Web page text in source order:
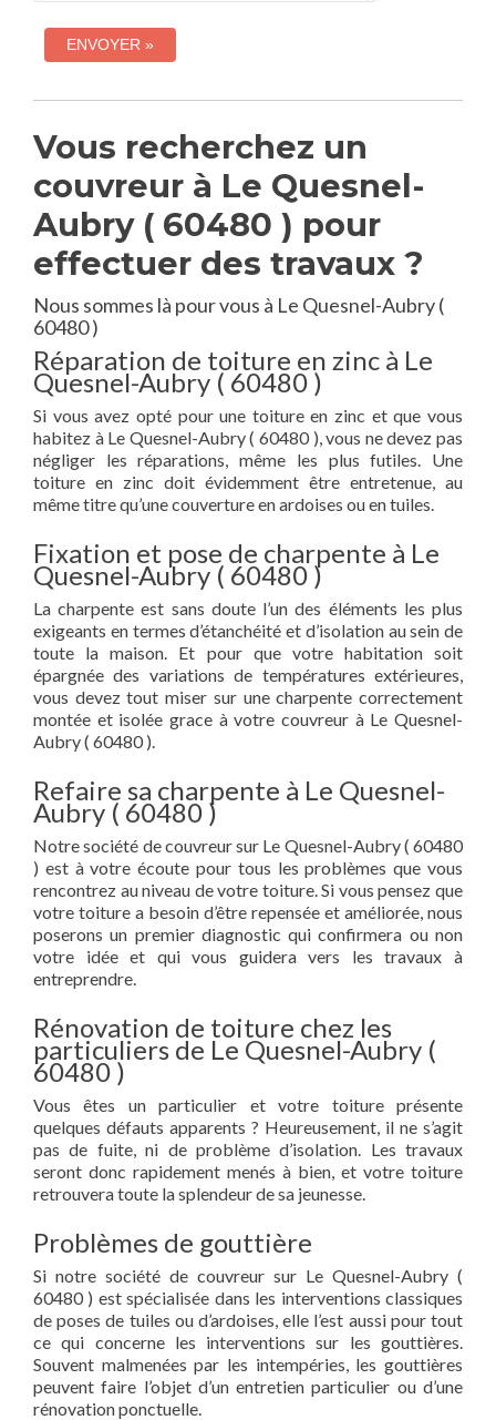
Vous recherchez un
couvreur à Le Quesnel-
Aubry ( 60480 ) pour
effectuer des travaux ?
Nous sommes là pour vous à Le Quesnel-Aubry (
60480 )
Réparation de toiture en zinc à Le
Quesnel-Aubry ( 60480 )
Si vous avez opté pour une toiture en zinc et que vous
habitez à Le Quesnel-Aubry ( 60480 ), vous ne devez pas
négliger les réparations, même les plus futiles. Une
toiture en zinc doit évidemment être entretenue, au
même titre qu’une couverture en ardoises ou en tuiles.
Fixation et pose de charpente à Le
Quesnel-Aubry ( 60480 )
La charpente est sans doute l’un des éléments les plus
exigeants en termes d’étanchéité et d’isolation au sein de
toute la maison. Et pour que votre habitation soit
épargnée des variations de températures extérieures,
vous devez tout miser sur une charpente correctement
montée et isolée grace à votre couvreur à Le Quesnel-
Aubry ( 60480 ).
Refaire sa charpente à Le Quesnel-
Aubry ( 60480 )
Notre société de couvreur sur Le Quesnel-Aubry ( 60480
) est à votre écoute pour tous les problèmes que vous
rencontrez au niveau de votre toiture. Si vous pensez que
votre toiture a besoin d’être repensée et améliorée, nous
poserons un premier diagnostic qui confirmera ou non
votre idée et qui vous guidera vers les travaux à
entreprendre.
Rénovation de toiture chez les
particuliers de Le Quesnel-Aubry (
60480 )
Vous êtes un particulier et votre toiture présente
quelques défauts apparents ? Heureusement, il ne s’agit
pas de fuite, ni de problème d’isolation. Les travaux
seront donc rapidement menés à bien, et votre toiture
retrouvera toute la splendeur de sa jeunesse.
Problèmes de gouttière
Si notre société de couvreur sur Le Quesnel-Aubry (
60480 ) est spécialisée dans les interventions classiques
de poses de tuiles ou d’ardoises, elle l’est aussi pour tout
ce qui concerne les interventions sur les gouttières.
Souvent malmenées par les intempéries, les gouttières
peuvent faire l’objet d’un entretien particulier ou d’une
rénovation ponctuelle.